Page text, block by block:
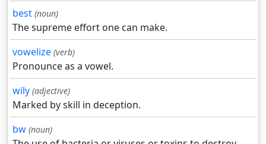
best (noun)
The supreme effort one can make.
vowelize (verb)
Pronounce as a vowel.
wily (adjective)
Marked by skill in deception.
bw (noun)